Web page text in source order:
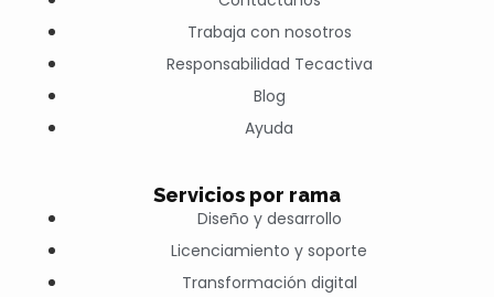
Trabaja con nosotros
Responsabilidad Tecactiva
Blog
Ayuda
Servicios por rama
Diseño y desarrollo
Licenciamiento y soporte
Transformación digital